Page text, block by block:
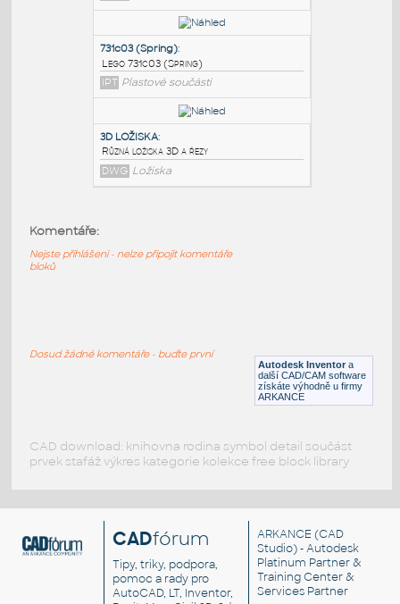
Mechanical Seal:
Mechanické těsnění ložiska
DWG Ložiska
Spring:
Spring, Well, Quelle
DWG Mapové symboly
Lego 731c03 (Spring)
Různá ložiska 3D a řezy
Autodesk Inventor a
další CAD/CAM software
získáte výhodně u firmy
ARKANCE
Komentáře:
Nejste přihlášeni - nelze připojit komentáře
bloků
Dosud žádné komentáře - buďte první
CAD download: knihovna rodina symbol detail součást
prvek stafáž výkres kategorie kolekce free block library
CADfórum
Tipy, triky, podpora,
pomoc a rady pro
AutoCAD, LT, Inventor,
ARKANCE (CAD
Studio) - Autodesk
Platinum Partner &
Training Center &
Services Partner